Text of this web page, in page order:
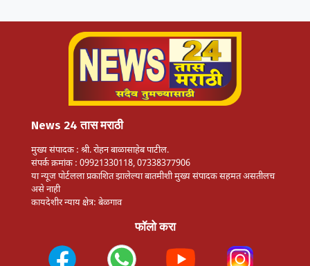
News 24 तास मराठी
मुख्य संपादक : श्री. रोहन बाळासाहेब पाटील.
संपर्क क्रमांक : 09921330118, 07338377906
या न्यूज पोर्टलला प्रकाशित झालेल्या बातमीशी मुख्य संपादक सहमत असतीलच
असे नाही
कायदेशीर न्याय क्षेत्र: बेळगाव
फॉलो करा